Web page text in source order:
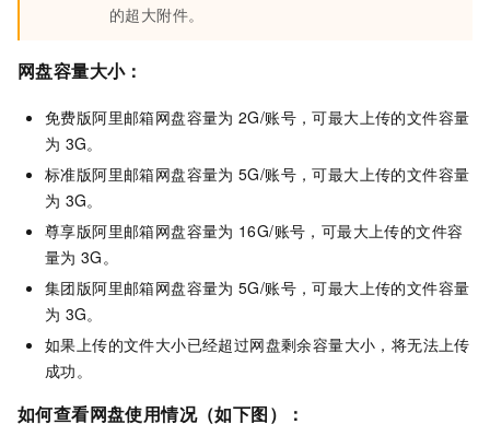
的超大附件。
网盘容量大小：
免费版阿里邮箱网盘容量为 2G/账号，可最大上传的文件容量
为 3G。
标准版阿里邮箱网盘容量为 5G/账号，可最大上传的文件容量
为 3G。
尊享版阿里邮箱网盘容量为 16G/账号，可最大上传的文件容
量为 3G。
集团版阿里邮箱网盘容量为 5G/账号，可最大上传的文件容量
为 3G。
如果上传的文件大小已经超过网盘剩余容量大小，将无法上传
成功。
如何查看网盘使用情况（如下图） ：